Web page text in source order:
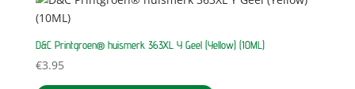
D&C Printgroen® huismerk 363XL Y Geel (Yellow) (10ML)
€3.95